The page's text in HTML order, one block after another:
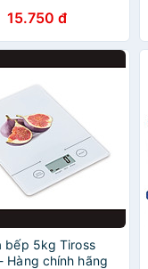
nhiệt cao
15.750 đ
bếp 5kg Tiross
Hàng chính hãng